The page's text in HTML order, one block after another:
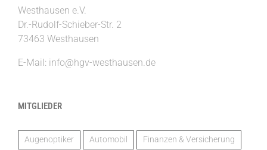
Westhausen e.V.
Dr.-Rudolf-Schieber-Str. 2
73463 Westhausen
E-Mail: info@hgv-westhausen.de
MITGLIEDER
Augenoptiker Automobil Finanzen & Versicherung